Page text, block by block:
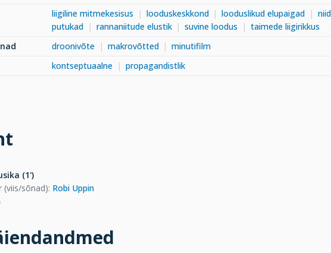
liigiline mitmekesisus looduskeskkond looduslikud elupaigad
putukad
rannaniitude elustik suvine loodus
taimede liigirikkus
droonivõte makrovõtted
minutifilm
kontseptuaalne propagandistlik
(1')
(viis/sõnad): Robi Uppin